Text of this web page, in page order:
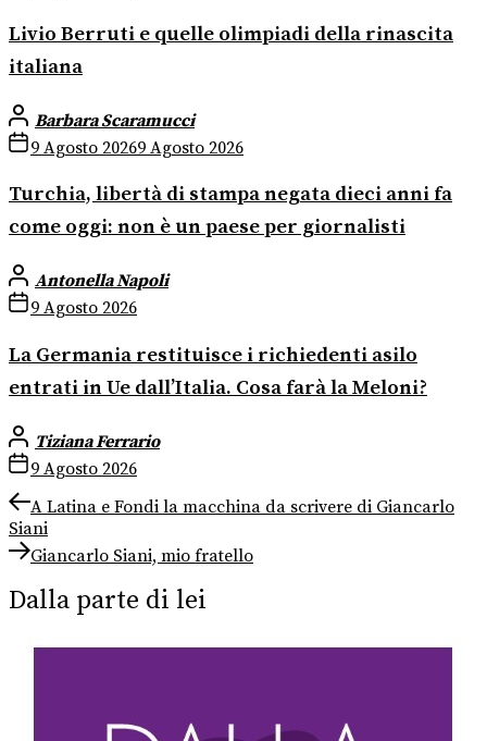
Livio Berruti e quelle olimpiadi della rinascita
italiana
Barbara Scaramucci
9 Agosto 20269 Agosto 2026
Turchia, libertà di stampa negata dieci anni fa
come oggi: non è un paese per giornalisti
Antonella Napoli
9 Agosto 2026
La Germania restituisce i richiedenti asilo
entrati in Ue dall’Italia. Cosa farà la Meloni?
Tiziana Ferrario
9 Agosto 2026
Navigazione
articoli
Previous
post:
A Latina e Fondi la macchina da scrivere di Giancarlo
Siani
Next
post:
Giancarlo Siani, mio fratello
Dalla parte di lei